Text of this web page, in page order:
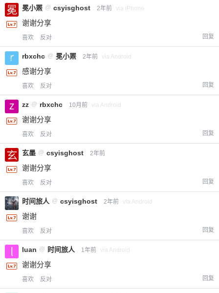
冕小罴 @ csyisghost 2年前 via iPhone
谢谢分享
喜欢 反对 回复
rbxchc @ 冕小罴 2年前 via Android
感谢分享
喜欢 反对 回复
zz @ rbxchc 10月前 via Android
谢谢分享
喜欢 反对 回复
玄墨 @ csyisghost 2年前
谢谢分享
喜欢 反对 回复
时间旅人 @ csyisghost 2年前 via Android
谢谢
喜欢 反对 回复
luan @ 时间旅人 1年前 via Android
谢谢分享
喜欢 反对 回复